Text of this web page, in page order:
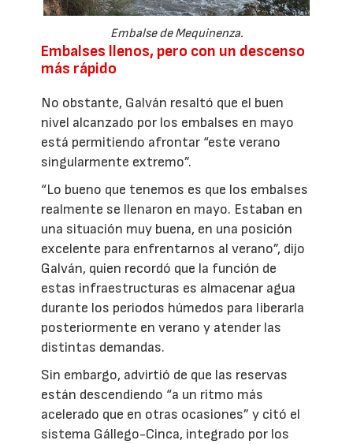
Embalse de Mequinenza.
Embalses llenos, pero con un descenso
más rápido
No obstante, Galván resaltó que el buen
nivel alcanzado por los embalses en mayo
está permitiendo afrontar “este verano
singularmente extremo”.
“Lo bueno que tenemos es que los embalses
realmente se llenaron en mayo. Estaban en
una situación muy buena, en una posición
excelente para enfrentarnos al verano”, dijo
Galván, quien recordó que la función de
estas infraestructuras es almacenar agua
durante los periodos húmedos para liberarla
posteriormente en verano y atender las
distintas demandas.
Sin embargo, advirtió de que las reservas
están descendiendo “a un ritmo más
acelerado que en otras ocasiones” y citó el
sistema Gállego-Cinca, integrado por los